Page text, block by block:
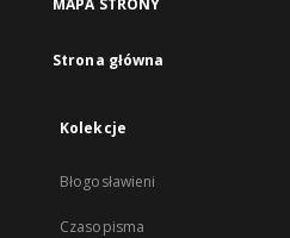
MAPA STRONY
Strona główna
Kolekcje
Błogosławieni
Czasopisma